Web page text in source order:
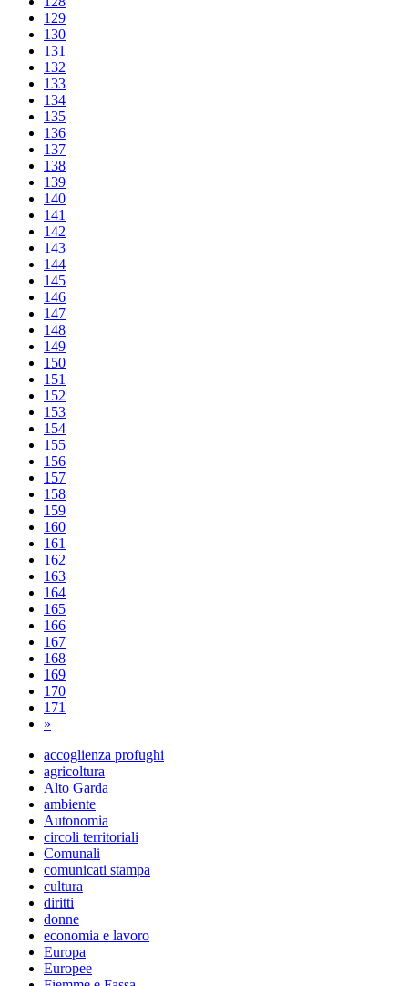
129
130
131
132
133
134
135
136
137
138
139
140
141
142
143
144
145
146
147
148
149
150
151
152
153
154
155
156
157
158
159
160
161
162
163
164
165
166
167
168
169
170
171
»
accoglienza profughi
agricoltura
Alto Garda
ambiente
Autonomia
circoli territoriali
Comunali
comunicati stampa
cultura
diritti
donne
economia e lavoro
Europa
Europee